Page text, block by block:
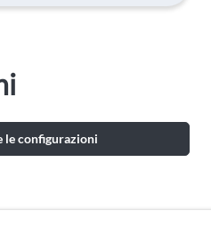
le configurazioni